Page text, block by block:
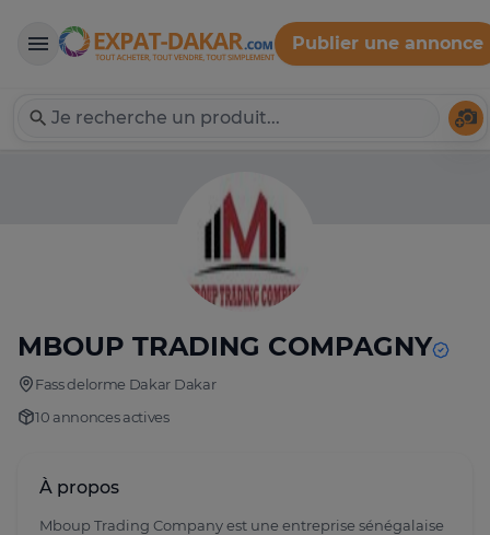
Expat-Dakar
Publier une annonce
MBOUP TRADING COMPAGNY
Fass delorme Dakar Dakar
10 annonces actives
À propos
Mboup Trading Company est une entreprise sénégalaise